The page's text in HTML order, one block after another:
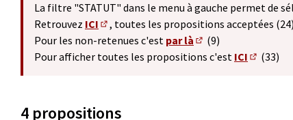
La filtre "STATUT" dans le menu à gauche permet de
Retrouvez ICI
(S'ouvre dans un nouvel onglet)
, toutes les propositions acceptées (24)
Pour les non-retenues c'est par là
(S'ouvre dans un
(9)
Pour afficher toutes les propositions c'est ICI
(33)
4 propositions